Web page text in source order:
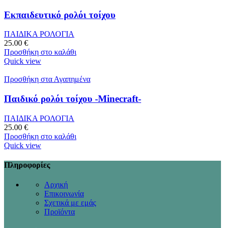
Εκπαιδευτικό ρολόι τοίχου
ΠΑΙΔΙΚΑ ΡΟΛΟΓΙΑ
25.00 €
Προσθήκη στο καλάθι
Quick view
Προσθήκη στα Αγαπημένα
Παιδικό ρολόι τοίχου -Minecraft-
ΠΑΙΔΙΚΑ ΡΟΛΟΓΙΑ
25.00 €
Προσθήκη στο καλάθι
Quick view
Πληροφορίες
Αρχική
Επικοινωνία
Σχετικά με εμάς
Προϊόντα